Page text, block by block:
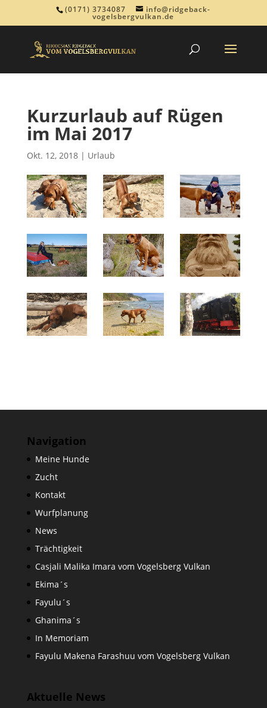
(0171) 3734087 info@ridgeback-
vogelsbergvulkan.de
Kurzurlaub auf Rügen
im Mai 2017
Okt. 12, 2018| Urlaub
Navigation
Meine Hunde
Zucht
Kontakt
Wurfplanung
News
Trächtigkeit
Casjali Malika Imara vom Vogelsberg Vulkan
Ekima´s
Fayulu´s
Ghanima´s
In Memoriam
Fayulu Makena Farashuu vom Vogelsberg Vulkan
Aktuelle News